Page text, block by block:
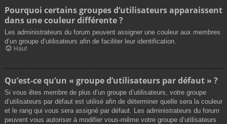
Pourquoi certains groupes d’utilisateurs apparaissent
dans une couleur différente ?
Les administrateurs du forum peuvent assigner une couleur aux membres
d’un groupe d’utilisateurs afin de faciliter leur identification.
Haut
Qu’est-ce qu’un « groupe d’utilisateurs par défaut » ?
Si vous êtes membre de plus d’un groupe d’utilisateurs, votre groupe
d’utilisateurs par défaut est utilisé afin de déterminer quelle sera la couleur
et le rang qui vous sera assigné par défaut. Les administrateurs du forum
peuvent vous autoriser à modifier vous-même votre groupe d’utilisateurs